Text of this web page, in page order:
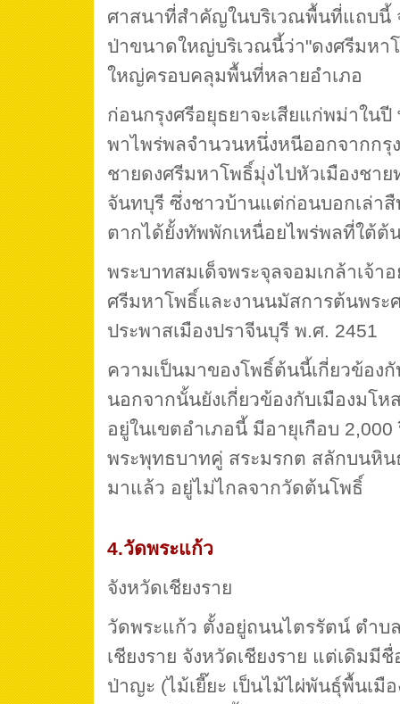
ศาสนาที่สำคัญในบริเวณพื้นที่แถบนี้
ป่าขนาดใหญ่บริเวณนี้ว่า"ดงศรีมหา
ใหญ่ครอบคลุมพื้นที่หลายอำเภอ
ก่อนกรุงศรีอยุธยาจะเสียแก่พม่าในปี
พาไพร่พลจำนวนหนึ่งหนีออกจากกรุ
ชายดงศรีมหาโพธิ์มุ่งไปหัวเมืองชาย
จันทบุรี ซึ่งชาวบ้านแต่ก่อนบอกเล่าสื
ตากได้ยั้งทัพพักเหนื่อยไพร่พลที่ใต้ต้
พระบาทสมเด็จพระจุลจอมเกล้าเจ้า
ศรีมหาโพธิ์และงานนมัสการต้นพระ
ประพาสเมืองปราจีนบุรี พ.ศ. 2451
ความเป็นมาของโพธิ์ต้นนี้เกี่ยวข้อง
นอกจากนั้นยังเกี่ยวข้องกับเมืองมโห
อยู่ในเขตอำเภอนี้ มีอายุเกือบ
พระพุทธบาทคู่ สระมรกต สลักบนหิน
มาแล้ว อยู่ไม่ไกลจากวัดต้นโพธิ์
4.วัดพระแก้ว
จังหวัดเชียงราย
วัดพระแก้ว ตั้งอยู่ถนนไตรรัตน์ ตำบล
เชียงราย จังหวัดเชียงราย แต่เดิมมี
ป่าญะ (ไม้เยี๊ยะ เป็นไม้ไผ่พันธุ์พื้นเมื